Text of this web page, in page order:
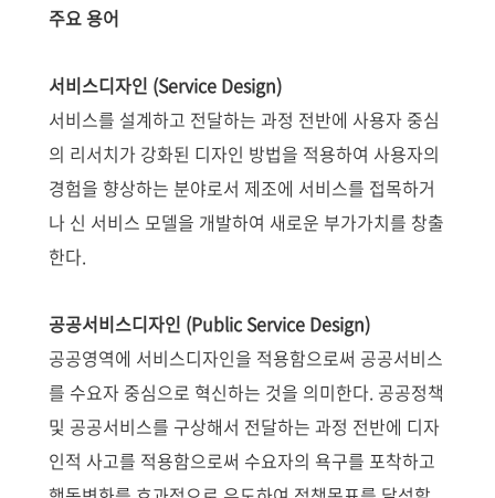
주요 용어
서비스디자인 (Service Design)
서비스를 설계하고 전달하는 과정 전반에 사용자 중심
의 리서치가 강화된 디자인 방법을 적용하여 사용자의
경험을 향상하는 분야로서 제조에 서비스를 접목하거
나 신 서비스 모델을 개발하여 새로운 부가가치를 창출
한다.
공공서비스디자인 (Public Service Design)
공공영역에 서비스디자인을 적용함으로써 공공서비스
를 수요자 중심으로 혁신하는 것을 의미한다. 공공정책
및 공공서비스를 구상해서 전달하는 과정 전반에 디자
인적 사고를 적용함으로써 수요자의 욕구를 포착하고